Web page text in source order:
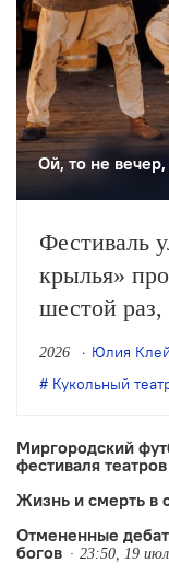
Ой, то не
Фестиваль
крылья»
шестой раз,
одной
выращенной
тренды.
2026
Юлия
Кукольный
Миргородский
фестиваля
Жизнь и смерть в
Отмененные
богов
23:50, 19